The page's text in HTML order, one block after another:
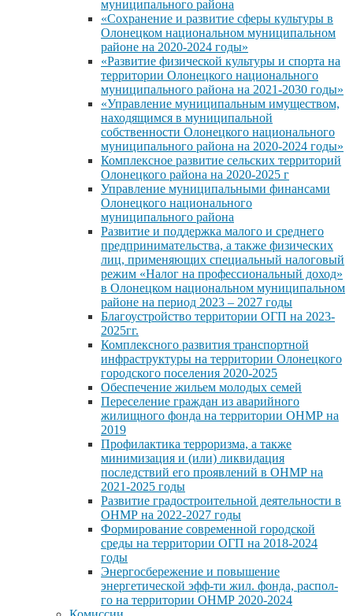
муниципального района
«Сохранение и развитие сферы культуры в
Олонецком национальном муниципальном
районе на 2020-2024 годы»
«Развитие физической культуры и спорта на
территории Олонецкого национального
муниципального района на 2021-2030 годы»
«Управление муниципальным имуществом,
находящимся в муниципальной
собственности Олонецкого национального
муниципального района на 2020-2024 годы»
Комплексное развитие сельских территорий
Олонецкого района на 2020-2025 г
Управление муниципальными финансами
Олонецкого национального
муниципального района
Развитие и поддержка малого и среднего
предпринимательства, а также физических
лиц, применяющих специальный налоговый
режим «Налог на профессиональный доход»
в Олонецком национальном муниципальном
районе на период 2023 – 2027 годы
Благоустройство территории ОГП на 2023-
2025гг.
Комплексного развития транспортной
инфраструктуры на территории Олонецкого
городского поселения 2020-2025
Обеспечение жильем молодых семей
Переселение граждан из аварийного
жилищного фонда на территории ОНМР на
2019
Профилактика терроризма, а также
минимизация и (или) ликвидация
последствий его проявлений в ОНМР на
2021-2025 годы
Развитие градостроительной деятельности в
ОНМР на 2022-2027 годы
Формирование современной городской
среды на территории ОГП на 2018-2024
годы
Энергосбережение и повышение
энергетической эфф-ти жил. фонда, распол-
го на территории ОНМР 2020-2024